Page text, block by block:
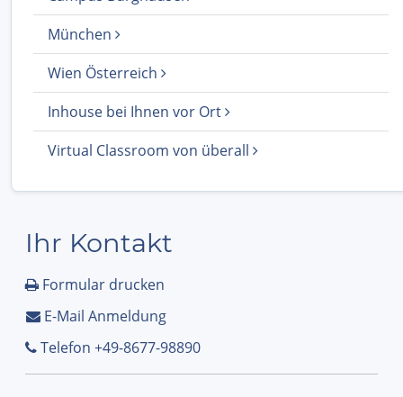
München
Wien Österreich
Inhouse bei Ihnen vor Ort
Virtual Classroom von überall
Ihr Kontakt
Formular drucken
E-Mail Anmeldung
Telefon +49-8677-98890